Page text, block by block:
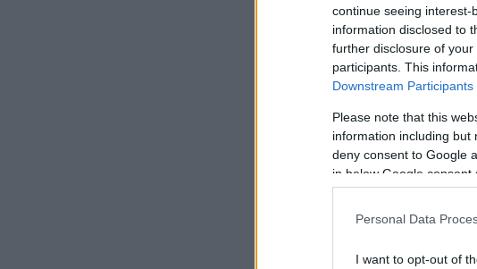
continue seeing
information disclosed to
further disclosure of your
participants. This
Downstream Participants
Please note that this
information including but
deny consent to Google
in below Google consent
Personal Data
I want to opt-out of
Ακολουθήστε το